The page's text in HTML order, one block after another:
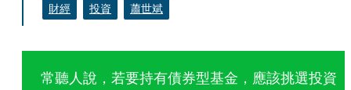
財經 投資 蕭世斌
常聽人說，若要持有債券型基金，應該挑選投資